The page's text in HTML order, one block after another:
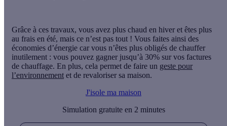
Grâce à ces travaux, vous avez plus chaud en hiver et êtes plus
au frais en été, mais ce n’est pas tout ! Vous faites ainsi des
économies d’énergie car vous n’êtes plus obligés de chauffer
inutilement : vous pouvez gagner jusqu’à 30% sur vos factures
de chauffage. En plus, cela permet de faire un geste pour
l’environnement et de revaloriser sa maison.
J'isole ma maison
Simulation gratuite en 2 minutes